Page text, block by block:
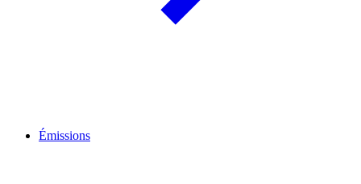
Émissions